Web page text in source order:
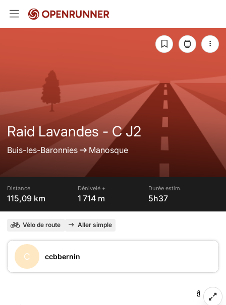
Raid Lavandes - C J2
Buis-les-Baronnies Manosque
Distance
115,09 km
Dénivelé +
1 714 m
Durée estim.
5h37
Vélo de route Aller simple
C ccbbernin